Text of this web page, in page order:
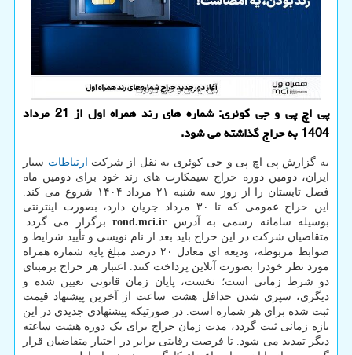
پی اچ پی و جی کوئری: شماره های رند همراه اول از 21 مرداد
1404 به حراج گذاشته می شود.
به گزارش پی اچ پی و جی کوئری به نقل از شرکت ارتباطات سیار
ایران، دومین دوره حراج سیمکارت های رند خود برای دومین ماه
فصل تابستان را از روز سه شنبه ۲۱ مرداد ۱۴۰۴ شروع می کند.
این حراج عمومی که تا ۳۰ مرداد جریان دارد، بصورت اینترنتی
بوسیله سامانه رسمی به آدرس
برگزار می گردد.
متقاضیان شرکت در این حراج باید بعد از نام نویسی و تأیید شرایط و
ضوابط مربوطه، ودیعه ای معادل ۲۰ درصد مبلغ پایه شماره همراه
مورد نظر خودرا بصورت آنلاین پرداخت کنند. اعتبار هر حراج برمبنای
دو شرط زمانی است؛ نخست، پایان زمان قانونی تعیین شده و
دیگری، سپری شدن حداقل هشت ساعت از آخرین پیشنهاد قیمت
ثبت شده برای هر شماره است. در صورتیکه پیشنهادی جدیدی در این
بازه زمانی ثبت گردد، مدت زمان حراج برای یک دوره هشت ساعته
دیگر تمدید می شود. تا فرصت رقابتی برابر در اختیار متقاضیان قرار